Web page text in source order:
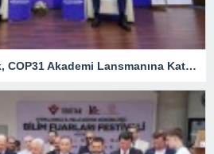
KLÜ Rektörü Rengin Ak, COP31 Akademi Lansmanına Katıldı